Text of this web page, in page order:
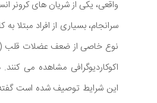
واقعی، یكی از شریان های كرونر
سرانجام، بسیاری از افراد مبتلا
نوع خاصی از ضعف عضلات قلب
اکوکاردیوگرافی مشاهده می
این شرایط توصیف شده است